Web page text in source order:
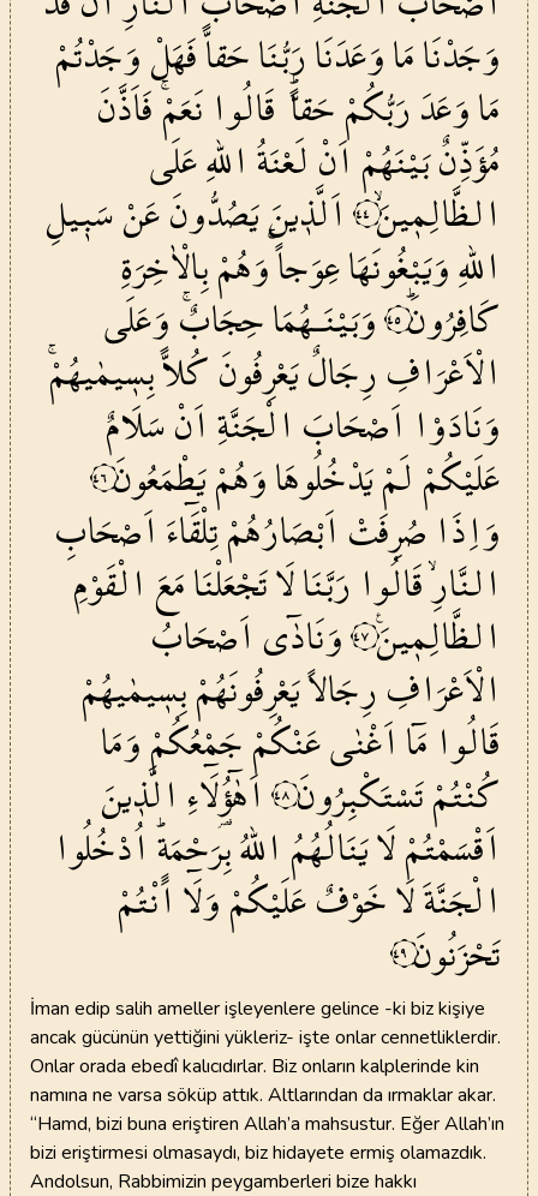
وَجَدْنَامَاوَعَدَنَارَبُّنَاحَقاًّفَهَلْوَجَدْتُمْ
مَاوَعَدَرَبُّكُمْحَقاًّۜ قَالُوانَعَمْۚفَاَذَّنَ
مُؤَذِّنٌبَيْنَهُمْاَنْلَعْنَةُاللّٰهِعَلَى
الظَّالِم۪ينَۙ٤٤ اَلَّذ۪ينَيَصُدُّونَعَنْسَب۪يلِ
اللّٰهِوَيَبْغُونَهَاعِوَجاًۚوَهُمْبِالْاٰخِرَةِ
كَافِرُونَۜ٤٥ وَبَيْنَـهُمَاحِجَابٌۚوَعَلَى
الْاَعْرَافِرِجَالٌيَعْرِفُونَكُلاًّبِس۪يمٰيهُمْۚ
وَنَادَوْا اَصْحَابَ الْجَنَّةِاَنْسَلَامٌ
عَلَيْكُمْلَمْيَدْخُلُوهَاوَهُمْيَطْمَعُونَ٤٦
وَاِذَاصُرِفَتْ اَبْصَارُهُمْتِلْقَٓاءَاَصْحَابِ
النَّارِۙقَالُوا رَبَّنَالَاتَجْعَلْنَامَعَ الْقَوْمِ
الظَّالِم۪ينَ۟٤٧ وَنَادٰٓىاَصْحَابُ
الْاَعْرَافِرِجَالاًيَعْرِفُونَهُمْبِس۪يمٰيهُمْ
قَالُوامَٓااَغْنٰىعَنْكُمْجَمْعُكُمْوَمَا
كُنْتُمْتَسْتَكْبِرُونَ٤٨ اَهٰٓؤُ۬لَٓاءِ الَّذ۪ينَ
اَقْسَمْتُمْلَايَنَالُهُمُ اللّٰهُبِرَحْمَةٍۜاُدْخُلُوا
الْجَنَّةَلَاخَوْفٌعَلَيْكُمْوَلَٓااَنْتُمْ
تَحْزَنُونَ٤٩
İman edip salih ameller işleyenlere gelince -ki biz kişiye
ancak gücünün yettiğini yükleriz- işte onlar cennetliklerdir.
Onlar orada ebedî kalıcıdırlar. Biz onların kalplerinde kin
namına ne varsa söküp attık. Altlarından da ırmaklar akar.
“Hamd, bizi buna eriştiren Allah’a mahsustur. Eğer Allah’ın
bizi eriştirmesi olmasaydı, biz hidayete ermiş olamazdık.
Andolsun, Rabbimizin peygamberleri bize hakkı